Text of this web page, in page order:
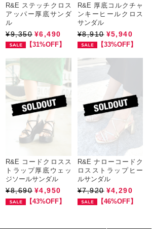
R&E ステッチクロス
アッパー厚底サンダ
ル
¥9,350 ¥6,490
【31%OFF】
R&E 厚底コルクチャ
ンキーヒールクロス
サンダル
¥8,910 ¥5,940
【33%OFF】
R&E コードクロスス
トラップ厚底ウェッ
ジソールサンダル
¥8,690 ¥4,950
【43%OFF】
R&E ナローコードク
ロスストラップヒー
ルサンダル
¥7,920 ¥4,290
【46%OFF】